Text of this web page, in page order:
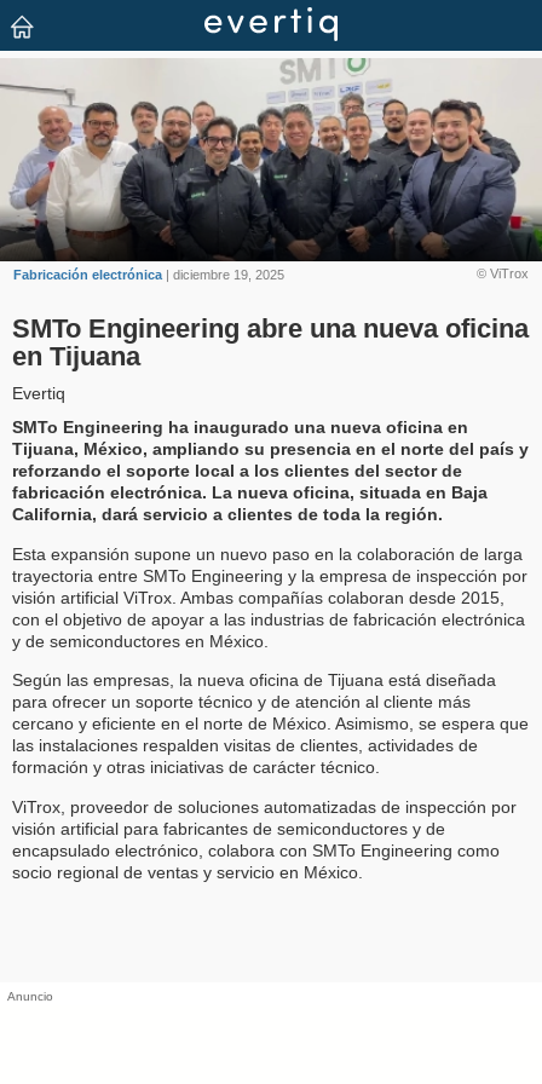
© ViTrox
Fabricación electrónica | diciembre 19, 2025
SMTo Engineering abre una nueva oficina
en Tijuana
Evertiq
SMTo Engineering ha inaugurado una nueva oficina en
Tijuana, México, ampliando su presencia en el norte del país y
reforzando el soporte local a los clientes del sector de
fabricación electrónica. La nueva oficina, situada en Baja
California, dará servicio a clientes de toda la región.
Esta expansión supone un nuevo paso en la colaboración de larga
trayectoria entre SMTo Engineering y la empresa de inspección por
visión artificial ViTrox. Ambas compañías colaboran desde 2015,
con el objetivo de apoyar a las industrias de fabricación electrónica
y de semiconductores en México.
Según las empresas, la nueva oficina de Tijuana está diseñada
para ofrecer un soporte técnico y de atención al cliente más
cercano y eficiente en el norte de México. Asimismo, se espera que
las instalaciones respalden visitas de clientes, actividades de
formación y otras iniciativas de carácter técnico.
ViTrox, proveedor de soluciones automatizadas de inspección por
visión artificial para fabricantes de semiconductores y de
encapsulado electrónico, colabora con SMTo Engineering como
socio regional de ventas y servicio en México.
Anuncio